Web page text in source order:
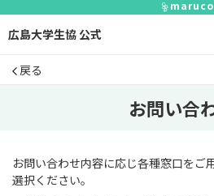
maruco
広島大学生協 公式
戻る
お問い合
お問い合わせ内容に応じ各種窓⼝をご
選択ください。